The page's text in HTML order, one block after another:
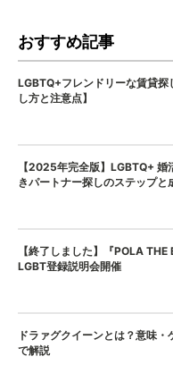
おすすめ記事
LGBTQ+フレンドリーな賃貸探
し方と注意点】
【2025年完全版】LGBTQ+ 婚
きパートナー探しのステップと
【終了しました】『POLA THE
LGBT登録説明会開催
ドラァグクイーンとは？意味・
で解説